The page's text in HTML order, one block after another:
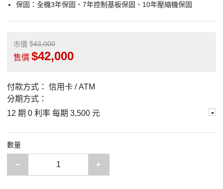
保固：全機3年保固、7年控制基板保固、10年壓縮機保固
市價 43,000
售價 42,000
付款方式：
信用卡 / ATM
分期方式：
12 期 0 利率 每期 3,500 元
數量
減少一項